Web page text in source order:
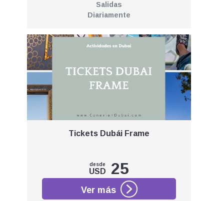
Salidas
Diariamente
Tickets Dubái Frame
desde
USD 25